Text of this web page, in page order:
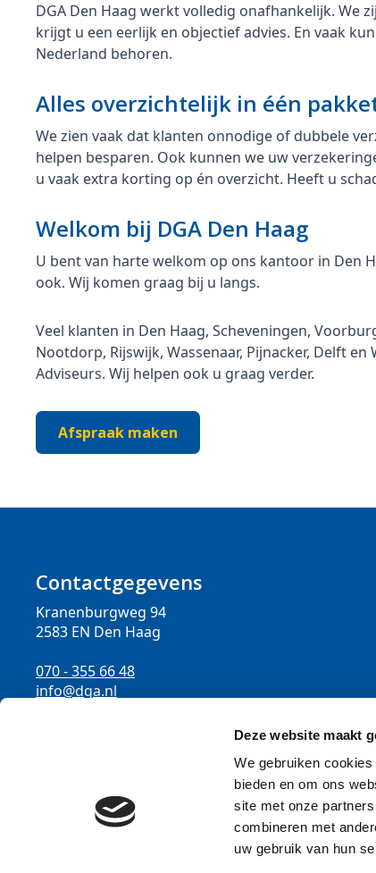
Deze website maakt
We gebruiken
bieden en om ons
site met onze
combineren met
uw gebruik van hun
DGA Den Haag werkt volledig onafhankelijk. We
krijgt u een eerlijk en objectief advies. En vaak
Nederland behoren.
Alles overzichtelijk in één
We zien vaak dat klanten onnodige of dubbele
helpen besparen. Ook kunnen we uw
u vaak extra korting op én overzicht. Heeft u
Welkom bij DGA Den Haag
U bent van harte welkom op ons kantoor in Den
ook. Wij komen graag bij u langs.
Veel klanten in Den Haag, Scheveningen,
Nootdorp, Rijswijk, Wassenaar, Pijnacker, Delft
Adviseurs. Wij helpen ook u graag verder.
Afspraak maken
Contactgegevens
Kranenburgweg 94
2583 EN Den Haag
070 - 355 66 48
info@dga.nl